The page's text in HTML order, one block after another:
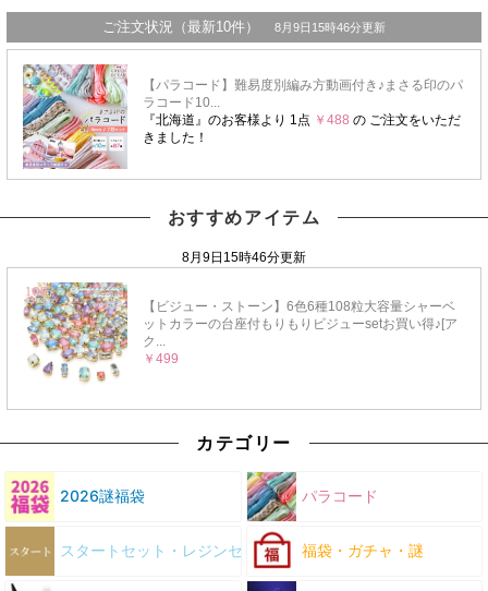
おすすめアイテム
カテゴリー
2026謎福袋 パラコード
スタートセット・レジンセット 福袋・ガチャ・謎